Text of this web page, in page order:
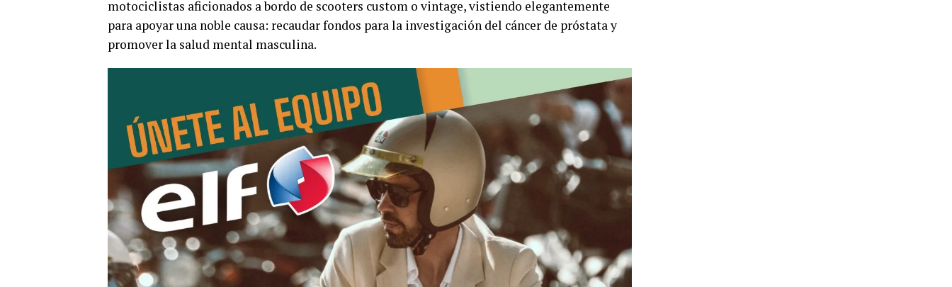
motociclistas aficionados a bordo de scooters custom o vintage, vistiendo elegantemente
para apoyar una noble causa: recaudar fondos para la investigación del cáncer de próstata y
promover la salud mental masculina.